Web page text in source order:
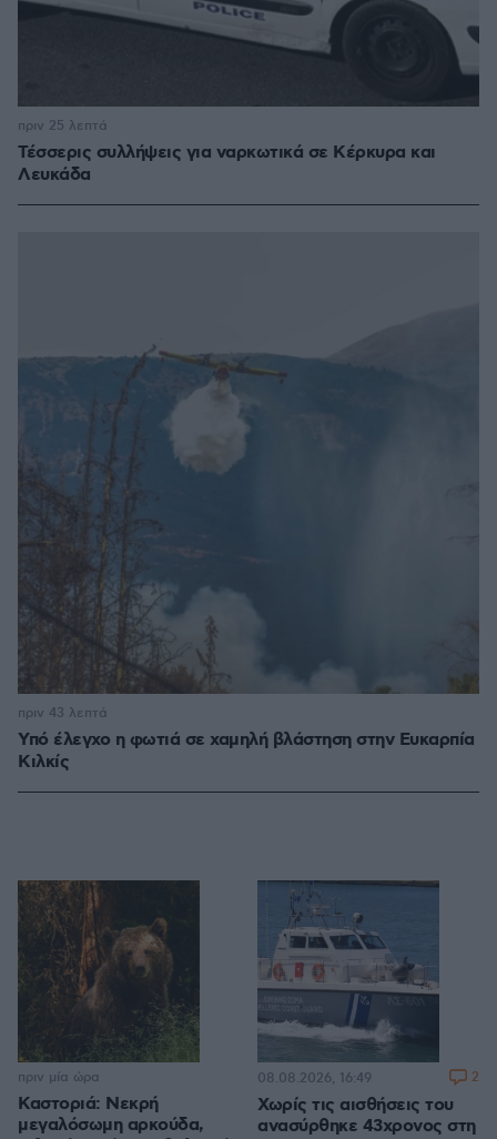
Τέσσερις συλλήψεις για ναρκωτικά σε Κέρκυρα και
Λευκάδα
πριν 25 λεπτά
Υπό έλεγχο η φωτιά σε χαμηλή βλάστηση στην Ευκαρπία
Κιλκίς
πριν 43 λεπτά
Καστοριά: Νεκρή
μεγαλόσωμη αρκούδα,
πριν μία ώρα
Χωρίς τις αισθήσεις του
ανασύρθηκε 43χρονος στη
08.08.2026, 16:49 2